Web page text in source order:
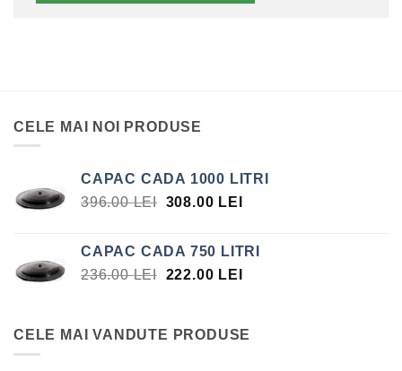
CELE MAI NOI PRODUSE
CAPAC CADA 1000 LITRI
396.00LEI PREȚUL
FOST:
396.00 LEI.
308.00 LEI PREȚUL
308.00 LEI.
CAPAC CADA 750 LITRI
236.00LEI PREȚUL
FOST:
222.00 LEI PREȚUL
222.00 LEI.
CELE MAI VANDUTE PRODUSE